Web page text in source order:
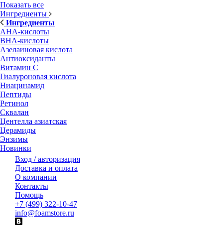
Показать все
Ингредиенты
Ингредиенты
AHA-кислоты
BHA-кислоты
Азелаиновая кислота
Антиоксиданты
Витамин С
Гиалуроновая кислота
Ниацинамид
Пептиды
Ретинол
Сквалан
Центелла азиатская
Церамиды
Энзимы
Новинки
Вход / авторизация
Доставка и оплата
О компании
Контакты
Помощь
+7 (499) 322-10-47
info@foamstore.ru